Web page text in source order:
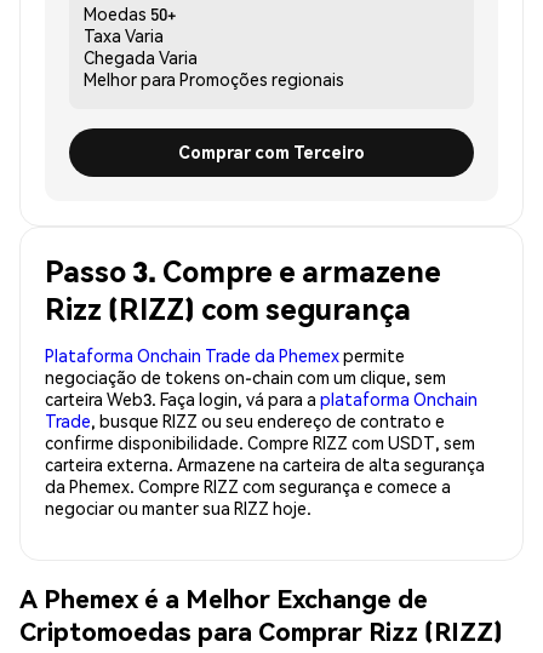
Moedas 50+
Taxa Varia
Chegada Varia
Melhor para Promoções regionais
Comprar com Terceiro
Passo 3. Compre e armazene
Rizz (RIZZ) com segurança
Plataforma Onchain Trade da Phemexpermite
negociação de tokens on-chain com um clique, sem
carteira Web3. Faça login, vá para a plataforma Onchain
Trade, busque RIZZ ou seu endereço de contrato e
confirme disponibilidade. Compre RIZZ com USDT, sem
carteira externa. Armazene na carteira de alta segurança
da Phemex. Compre RIZZ com segurança e comece a
negociar ou manter sua RIZZ hoje.
A Phemex é a Melhor Exchange de
Criptomoedas para Comprar Rizz (RIZZ)